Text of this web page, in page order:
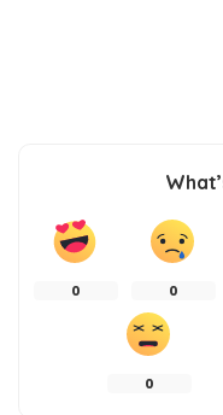
0 0
0